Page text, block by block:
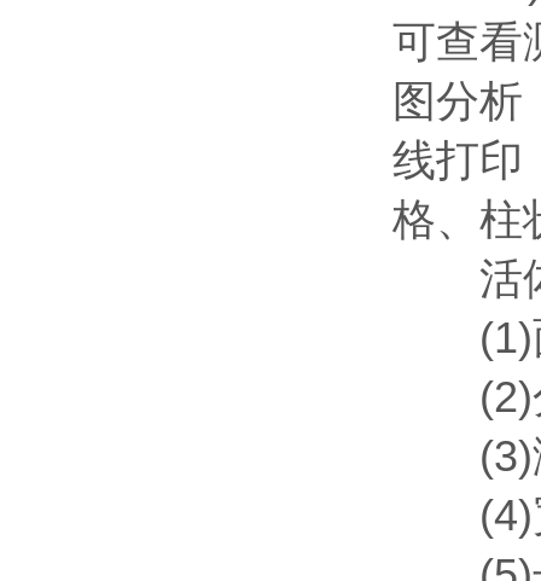
可查看
图分析
线打印
格、柱
活体
(1)
(2)分
(3)
(4)宽